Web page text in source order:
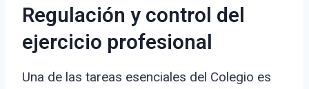
Regulación y control del
ejercicio profesional
Una de las tareas esenciales del Colegio es